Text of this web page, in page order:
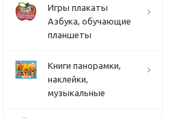
Игры плакаты
Азбука, обучающие
планшеты
Книги панорамки,
наклейки,
музыкальные